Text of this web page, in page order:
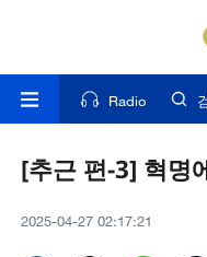
Radio
[추근 편-3] 혁명
2025-04-27 02:17:21